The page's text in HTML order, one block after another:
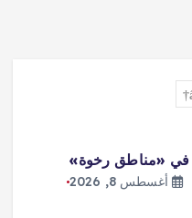
في «مناطق رخوة»
أغسطس 8, 2026